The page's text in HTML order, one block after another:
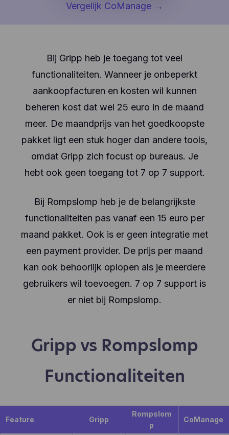
Vergelijk CoManage →
Bij Gripp heb je toegang tot veel
functionaliteiten. Wanneer je onbeperkt
aankoopfacturen en kosten wil kunnen
beheren kost dat wel 25 euro in de maand
meer. De maandprijs van het goedkoopste
pakket ligt een stuk hoger dan andere tools,
omdat Gripp zich focust op bureaus. Je
hebt ook geen toegang tot 7 op 7 support.
Bij Rompslomp heb je de belangrijkste
functionaliteiten pas vanaf een 15 euro per
maand pakket. Ook is er geen integratie met
een payment provider. De prijs per maand
kan ook behoorlijk oplopen als je meerdere
gebruikers wil toevoegen. 7 op 7 support is
er niet bij Rompslomp.
Gripp vs Rompslomp
Functionaliteiten
Feature Gripp
Rompslom
p
CoManage